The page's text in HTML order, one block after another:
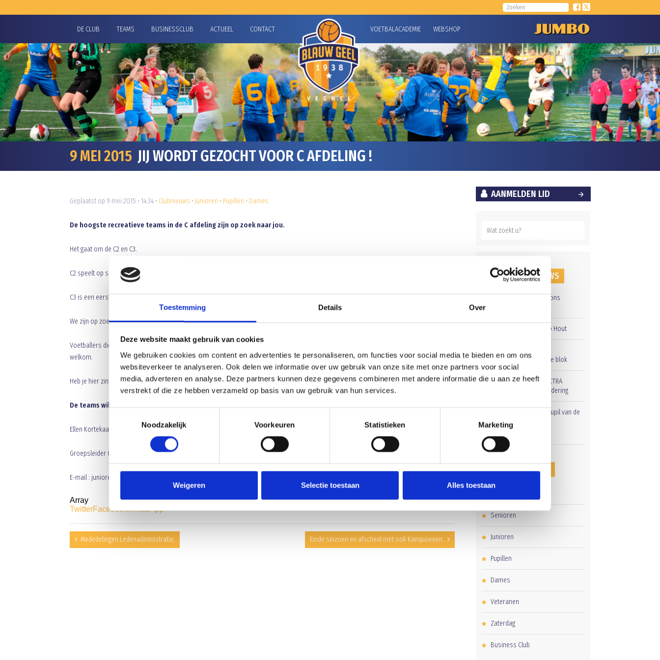
Toestemming Details Over
Deze website maakt gebruik van cookies
We gebruiken cookies om content en advertenties te personaliseren, om functies voor social media te bieden en om ons
websiteverkeer te analyseren. Ook delen we informatie over uw gebruik van onze site met onze partners voor social
media, adverteren en analyse. Deze partners kunnen deze gegevens combineren met andere informatie die u aan ze heeft
verstrekt of die ze hebben verzameld op basis van uw gebruik van hun services.
Noodzakelijk
Voorkeuren Statistieken Marketing
Weigeren Selectie toestaan Alles toestaan
DE CLUB TEAMS BUSINESSCLUB ACTUEEL CONTACT VOETBALACADEMIE WEBSHOP
9 MEI 2015 JIJ WORDT GEZOCHT VOOR C AFDELING !
Geplaatst op 9 mei 2015 • 14:34 • Clubnieuws • Junioren • Pupillen • Dames
De hoogste recreatieve teams in de C afdeling zijn op zoek naar jou.
Het gaat om de C2 en C3.
C2 speelt op selectieniveau, eerste klasse en is een tweedejaars C team.
C3 is een eerstejaars C team dat op hoog recreatief niveau voetbalt.
We zijn op zoek naar enthousiaste trainers, begeleiders met een voetbalachtergrond.
Voetballers die op dit moment een sportopleiding volgen en deze uitdaging aan willen gaan als mogelijke stage zijn tevens van harte
welkom.
Heb je hier zin in, laat het dan zo snel mogelijk weten aan Ellen Kortekaas, groepsleider C.
De teams willen met jou aan de slag.
Ellen Kortekaas
Groepsleider C
E-mail : juniorenblauwgeel@hotmail.com
Array
TwitterFacebookWhatsApp
Mededelingen Ledenadministratie, Einde seizoen en afscheid met ook Kampioenen.
AANMELDEN LID
RECENT NIEUWS
Groot onderhoud op ons
Overwinning op Mierlo Hout
oefenwedstrijd tweede blok
Uitnodiging voor de EXTRA
Algemene Ledenvergadering
Word jij de volgende Pupil van de
Week bij BlauwGeel?
CATEGORIEËN
Senioren
Junioren
Pupillen
Dames
Veteranen
Zaterdag
Business Club